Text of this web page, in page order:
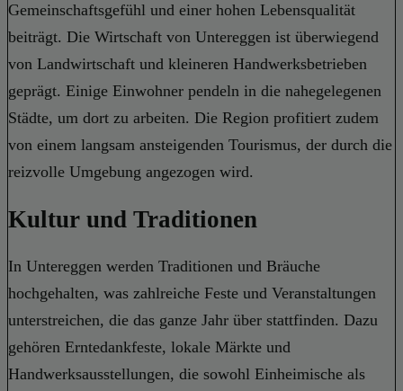
Gemeinschaftsgefühl und einer hohen Lebensqualität
beiträgt. Die Wirtschaft von Untereggen ist überwiegend
von Landwirtschaft und kleineren Handwerksbetrieben
geprägt. Einige Einwohner pendeln in die nahegelegenen
Städte, um dort zu arbeiten. Die Region profitiert zudem
von einem langsam ansteigenden Tourismus, der durch die
reizvolle Umgebung angezogen wird.
Kultur und Traditionen
In Untereggen werden Traditionen und Bräuche
hochgehalten, was zahlreiche Feste und Veranstaltungen
unterstreichen, die das ganze Jahr über stattfinden. Dazu
gehören Erntedankfeste, lokale Märkte und
Handwerksausstellungen, die sowohl Einheimische als